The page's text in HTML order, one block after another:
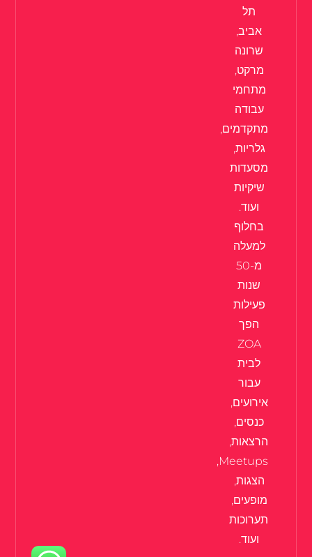
תל
אביב,
שרונה
מרקט,
מתחמי
עבודה
מתקדמים,
גלריות,
מסעדות
שיקיות
ועוד.
בחלוף
למעלה
מ-50
שנות
פעילות
הפך
ZOA
לבית
עבור
אירועים,
כנסים,
הרצאות,
Meetups,
הצגות,
מופעים,
תערוכות
ועוד.